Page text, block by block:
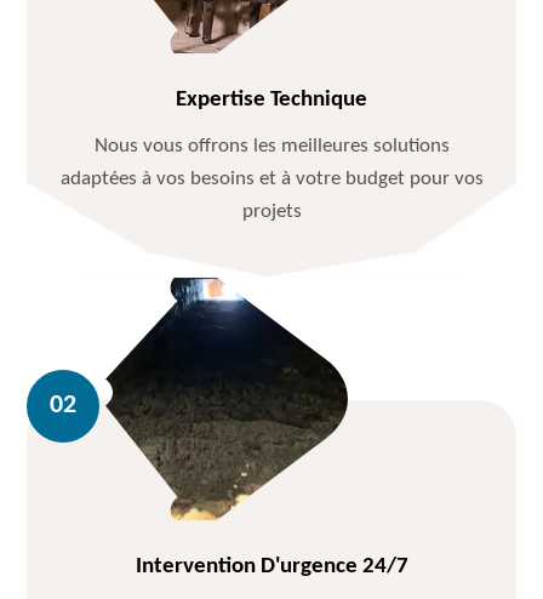
Expertise Technique
Nous vous offrons les meilleures solutions
adaptées à vos besoins et à votre budget pour vos
projets
Intervention D'urgence 24/7